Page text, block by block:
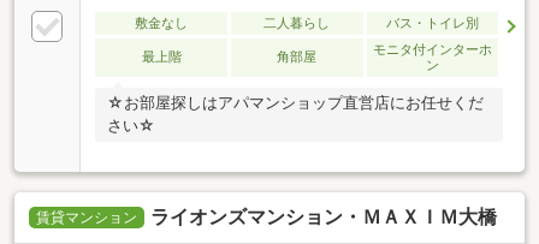
敷金なし 二人暮らし バス・トイレ別
最上階 角部屋
モニタ付インターホ
ン
☆お部屋探しはアパマンショップ直営店にお任せくだ
さい☆
賃貸マンション ライオンズマンション・ＭＡＸＩＭ大橋